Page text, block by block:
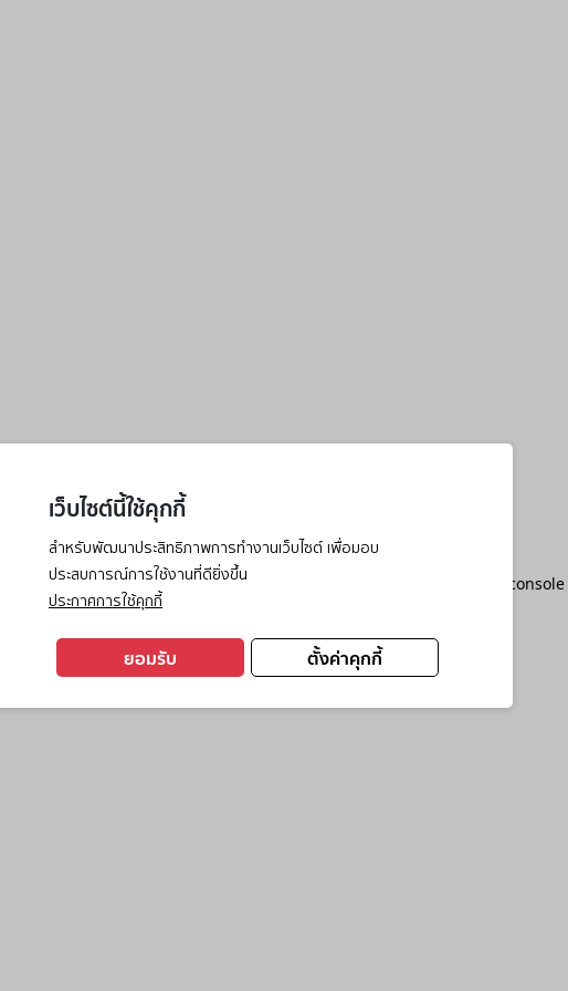
เว็บไซต์นี้ใช้คุกกี้
สำหรับพัฒนาประสิทธิภาพการทำงานเว็บไซต์ เพื่อมอบ
ประสบการณ์การใช้งานที่ดียิ่งขึ้น
ประกาศการใช้คุกกี้
ตั้งค่าคุกกี้
ยอมรับ
has occurred while loading browser console